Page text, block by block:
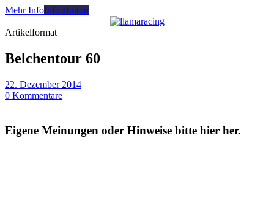
Mehr InfoInfo Button
Artikelformat
Belchentour 60
22. Dezember 2014
0 Kommentare
Eigene Meinungen oder Hinweise bitte hier her.